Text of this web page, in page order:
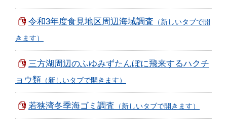
令和3年度食見地区周辺海域調査
三方湖周辺のふゆみずたんぼに飛来するハクチ
ョウ類
若狭湾冬季海ゴミ調査